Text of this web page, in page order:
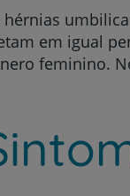
hérnias
em igual
feminino.